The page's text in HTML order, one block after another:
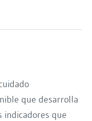
que desarrolla
indicadores que